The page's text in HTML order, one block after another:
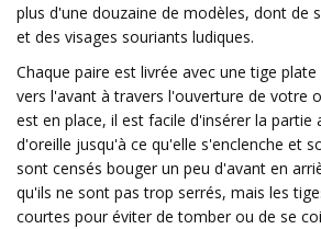
plus d'une douzaine de modèles, dont de
et des visages souriants ludiques.
Chaque paire est livrée avec une tige
vers l'avant à travers l'ouverture de votre
est en place, il est facile d'insérer la partie
d'oreille jusqu'à ce qu'elle s'enclenche et
sont censés bouger un peu d'avant en
qu'ils ne sont pas trop serrés, mais les
courtes pour éviter de tomber ou de se